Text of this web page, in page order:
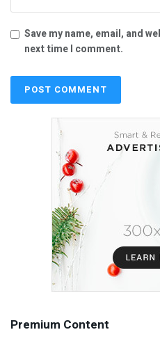
Save my name, email, and
next time I comment.
Premium Content